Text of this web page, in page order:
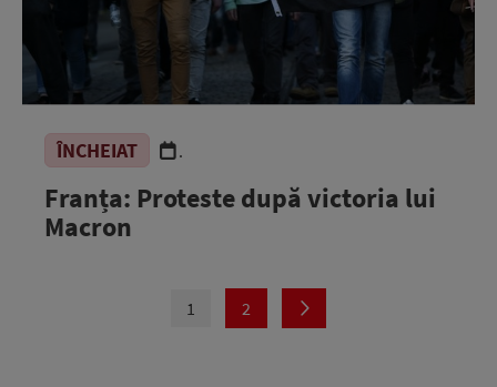
ÎNCHEIAT .
Franța: Proteste după victoria lui
Macron
1 2